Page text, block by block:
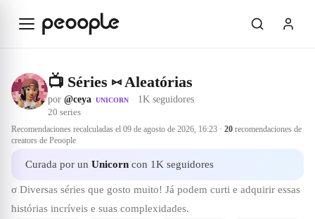
📺 Séries ⑅ Aleatórias
por @ceya UNICORN · 1K seguidores
20 series
Recomendaciones recalculadas el 09 de agosto de 2026, 16:23 · 20 recomendaciones de
creators de Peoople
Curada por un Unicorn con 1K seguidores
σ Diversas séries que gosto muito! Já podem curti e adquirir essas
histórias incríveis e suas complexidades.